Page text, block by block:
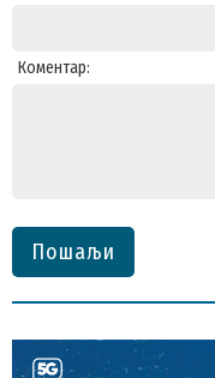
Коментар:
Пошаљи